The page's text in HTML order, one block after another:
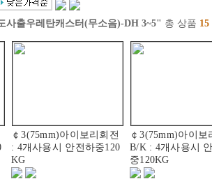
사출우레탄캐스터(무소음)-DH 3~5" 총 상품 15
￠3(75mm)아이보리회전
: 4개사용시 안전하중120
KG
￠3(75mm)아이보
B/K : 4개사용시
중120KG